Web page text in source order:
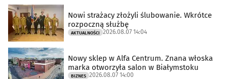
Nowi strażacy złożyli ślubowanie. Wkrótce
rozpoczną służbę
AKTUALNOŚCI 2026.08.07 14:04
Nowy sklep w Alfa Centrum. Znana włoska
marka otworzyła salon w Białymstoku
BIZNES 2026.08.07 14:00